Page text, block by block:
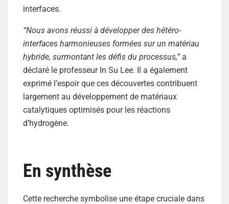
interfaces.
“Nous avons réussi à développer des hétéro-
interfaces harmonieuses formées sur un matériau
hybride, surmontant les défis du processus,” a
déclaré le professeur In Su Lee. Il a également
exprimé l’espoir que ces découvertes contribuent
largement au développement de matériaux
catalytiques optimisés pour les réactions
d’hydrogène.
En synthèse
Cette recherche symbolise une étape cruciale dans